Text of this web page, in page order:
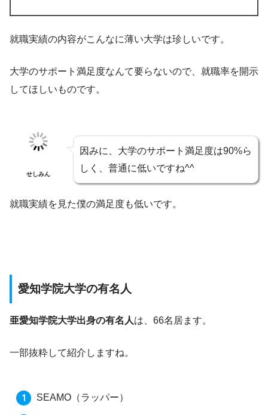
就職実績の内容がこんなに薄い大学は珍しいです。
大学のサポート満足度なんて要らないので、就職率を開示
してほしいものです。
せしみん
因みに、大学のサポート満足度は90%ら
しく、普通に低いですね^^
就職実績を見た僕の満足度も低いです。
愛知学院大学の有名人
亜愛知学院大学出身の有名人は、66名居ます。
一部抜粋して紹介しますね。
SEAMO （ラッパー）